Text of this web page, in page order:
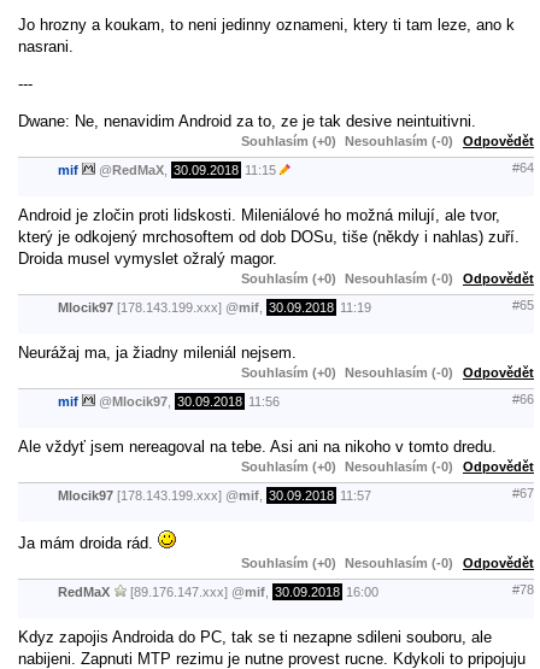
Jo hrozny a koukam, to neni jedinny oznameni, ktery ti tam leze, ano k
nasrani.
---
Dwane: Ne, nenavidim Android za to, ze je tak desive neintuitivni.
Souhlasím (+0) Nesouhlasím (-0) Odpovědět
mif @ RedMaX 30.09.2018 11:15 #64
Android je zločin proti lidskosti. Mileniálové ho možná milují, ale tvor,
který je odkojený mrchosoftem od dob DOSu, tiše (někdy i nahlas) zuří.
Droida musel vymyslet ožralý magor.
Souhlasím (+0) Nesouhlasím (-0) Odpovědět
Mlocik97 [178.143.199.xxx] @mif 30.09.2018 11:19 #65
Neurážaj ma, ja žiadny mileniál nejsem.
Souhlasím (+0) Nesouhlasím (-0) Odpovědět
mif @ Mlocik97 30.09.2018 11:56 #66
Ale vždyť jsem nereagoval na tebe. Asi ani na nikoho v tomto dredu.
Souhlasím (+0) Nesouhlasím (-0) Odpovědět
Mlocik97 [178.143.199.xxx] @mif 30.09.2018 11:57 #67
Ja mám droida rád.
Souhlasím (+0) Nesouhlasím (-0) Odpovědět
RedMaX [89.176.147.xxx] @mif 30.09.2018 16:00 #78
Kdyz zapojis Androida do PC, tak se ti nezapne sdileni souboru, ale
nabijeni. Zapnuti MTP rezimu je nutne provest rucne. Kdykoli to pripojuju